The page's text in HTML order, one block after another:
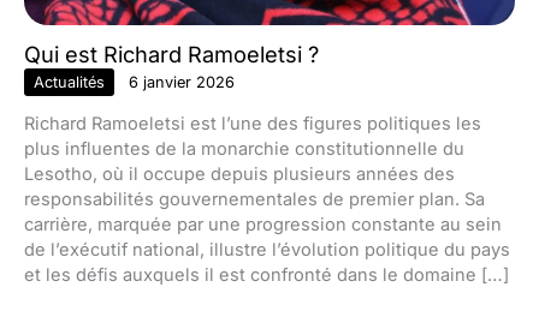
Qui est Richard Ramoeletsi ?
Actualités 6 janvier 2026
Richard Ramoeletsi est l’une des figures politiques les
plus influentes de la monarchie constitutionnelle du
Lesotho, où il occupe depuis plusieurs années des
responsabilités gouvernementales de premier plan. Sa
carrière, marquée par une progression constante au sein
de l’exécutif national, illustre l’évolution politique du pays
et les défis auxquels il est confronté dans le domaine […]